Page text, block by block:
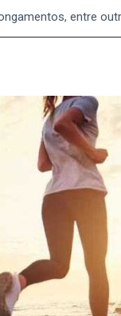
entre